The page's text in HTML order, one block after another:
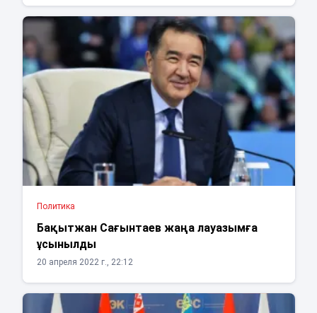
Политика
Бақытжан Сағынтаев жаңа лауазымға
ұсынылды
20 апреля 2022 г., 22:12